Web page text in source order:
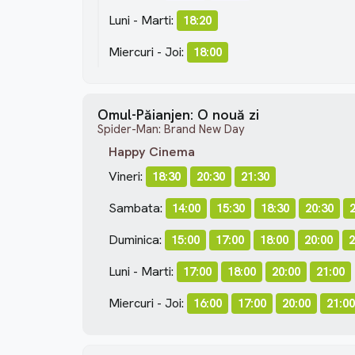
Luni - Marti: 18:20
Miercuri - Joi: 18:00
Omul-Păianjen: O nouă zi
Spider-Man: Brand New Day
Happy Cinema
Vineri:
18:30 20:30 21:30
Sambata: 14:00 15:30 18:30 20:30
Duminica: 15:00 17:00 18:00 20:00
Luni - Marti: 17:00 18:00 20:00 21:00
Miercuri - Joi: 16:00 17:00 20:00 21:00